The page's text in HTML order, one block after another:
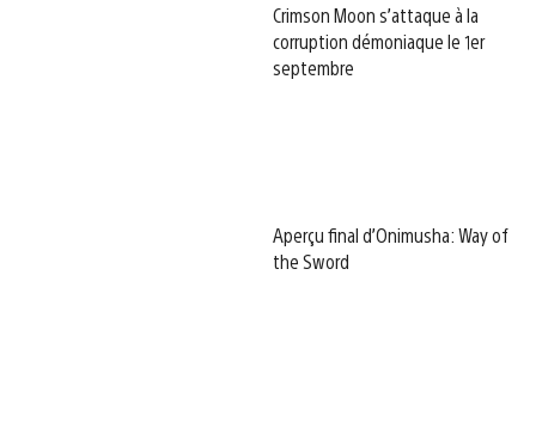
Crimson Moon s’attaque à la
corruption démoniaque le 1er
septembre
Aperçu final d’Onimusha: Way of
the Sword